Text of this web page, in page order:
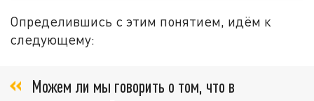
Определившись с этим понятием, идём к
следующему:
Можем ли мы говорить о том, что в